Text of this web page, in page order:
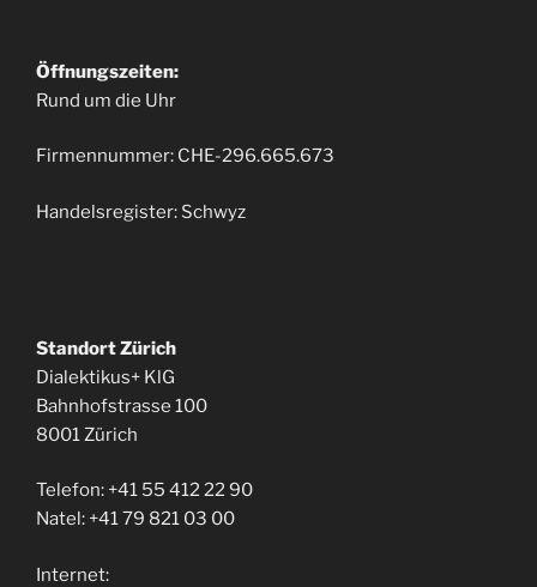
Öffnungszeiten:
Rund um die Uhr
Firmennummer: CHE-296.665.673
Handelsregister: Schwyz
Standort Zürich
Dialektikus+ KlG
Bahnhofstrasse 100
8001 Zürich
Telefon: +41 55 412 22 90
Natel: +41 79 821 03 00
Internet: